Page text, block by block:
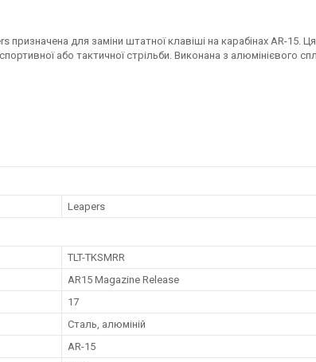
для заміни штатної клавіші на карабінах AR-15.
або тактичної стрільби. Виконана з алюмінієвого
Leapers
TLT-TKSMRR
AR15 Magazine Release
17
Сталь, алюміній
AR-15